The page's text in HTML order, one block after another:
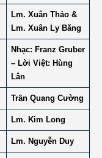
Lm. Xuân Thảo &
Lm. Xuân Ly Băng
Nhạc: Franz Gruber
– Lời Việt: Hùng
Lân
Trần Quang Cường
Lm. Kim Long
Lm. Nguyễn Duy